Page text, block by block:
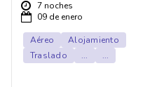
7 noches
09 de enero
Aéreo
Alojamiento
Traslado
... ...